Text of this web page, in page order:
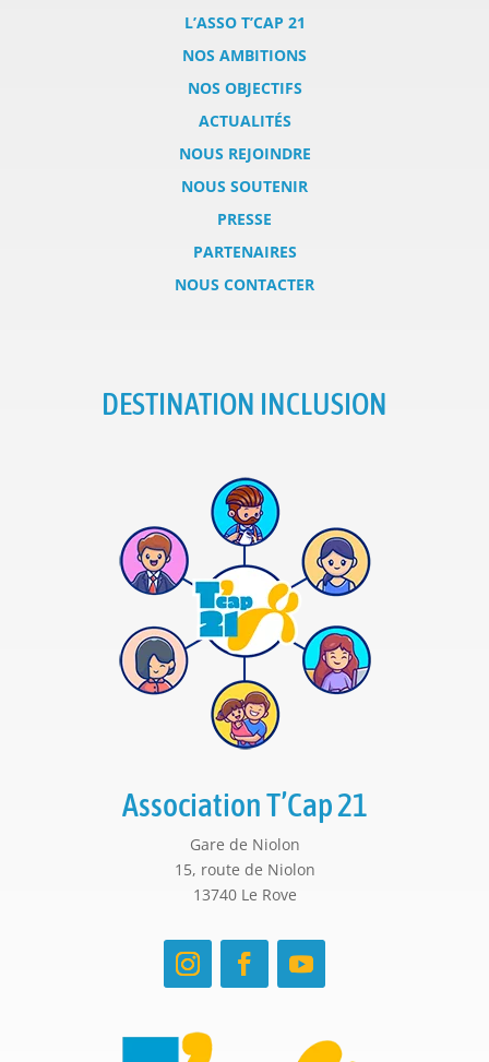
L’ASSO T’CAP 21
NOS AMBITIONS
NOS OBJECTIFS
ACTUALITÉS
NOUS REJOINDRE
NOUS SOUTENIR
PRESSE
PARTENAIRES
NOUS CONTACTER
DESTINATION INCLUSION
Association T’Cap 21
Gare de Niolon
15, route de Niolon
13740 Le Rove